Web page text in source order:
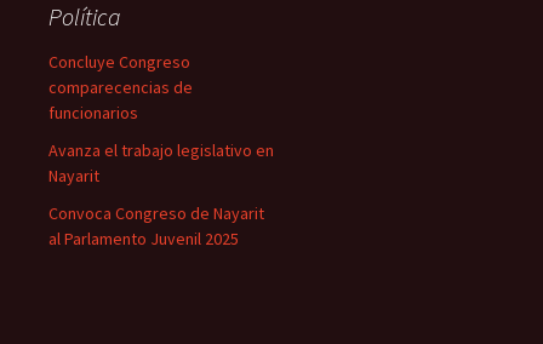
Política
Concluye Congreso
comparecencias de
funcionarios
Avanza el trabajo legislativo en
Nayarit
Convoca Congreso de Nayarit
al Parlamento Juvenil 2025